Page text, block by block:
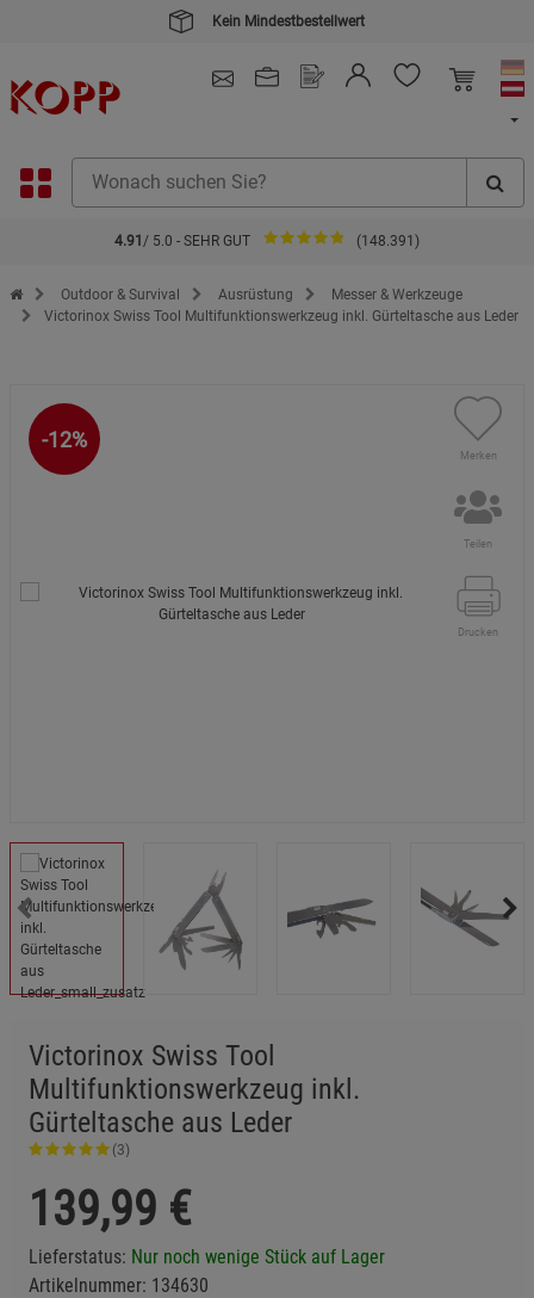
4.91 / 5.0 - SEHR GUT (148.391)
Zur Startseite des Kopp Verlag Online-Shop
Outdoor & Survival Ausrüstung
Messer & Werkzeuge
Victorinox Swiss Tool Multifunktionswerkzeug inkl. Gürteltasche aus Leder
-12%
Merken
Teilen
Drucken
Victorinox Swiss Tool
Multifunktionswerkzeug inkl.
Gürteltasche aus Leder
(3)
139,99 €
Lieferstatus: Nur noch wenige Stück auf Lager
Artikelnummer: 134630